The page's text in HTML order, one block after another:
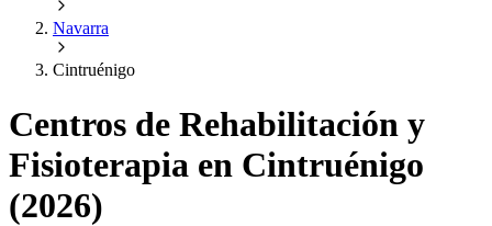
Navarra
Cintruénigo
Centros de Rehabilitación y
Fisioterapia en Cintruénigo
(2026)